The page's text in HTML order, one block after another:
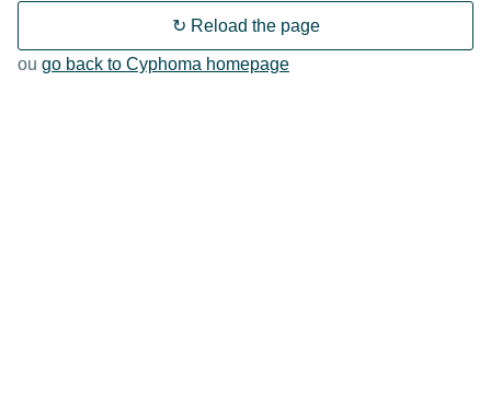
↻ Reload the page
ou go back to Cyphoma homepage